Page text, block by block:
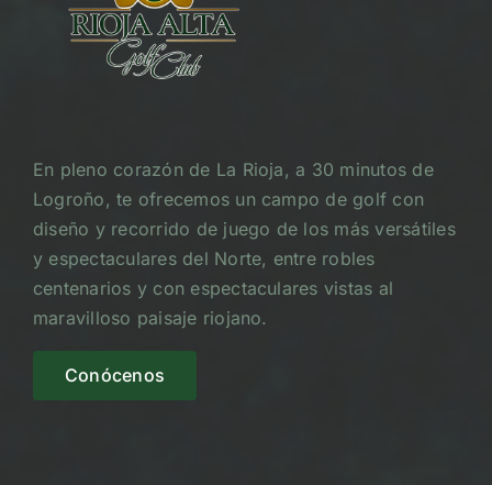
En pleno corazón de La Rioja, a 30 minutos de
Logroño, te ofrecemos un campo de golf con
diseño y recorrido de juego de los más versátiles
y espectaculares del Norte, entre robles
centenarios y con espectaculares vistas al
maravilloso paisaje riojano.
Conócenos